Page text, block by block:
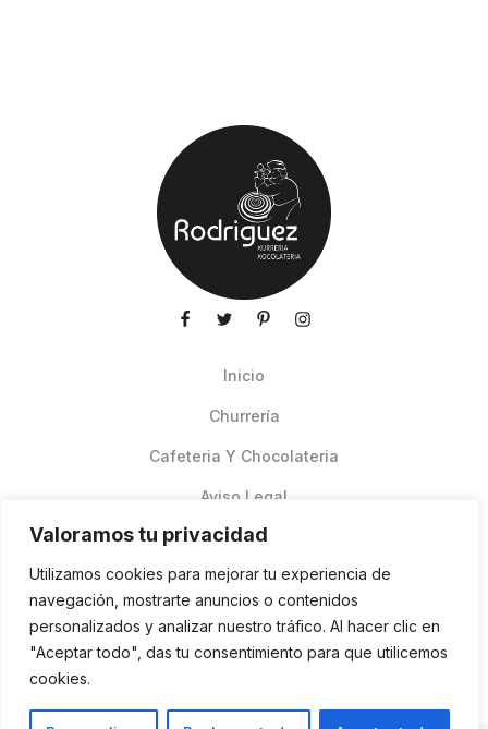
Valoramos tu privacidad
Utilizamos cookies para mejorar tu experiencia de
navegación, mostrarte anuncios o contenidos
personalizados y analizar nuestro tráfico. Al hacer clic en
"Aceptar todo", das tu consentimiento para que utilicemos
cookies.
Inicio
Churrería
Cafeteria Y Chocolateria
Aviso Legal
Pedidos Online Glovo
Contacto